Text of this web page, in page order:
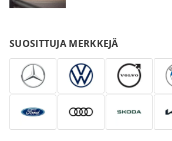
SUOSITTUJA MERKKEJÄ